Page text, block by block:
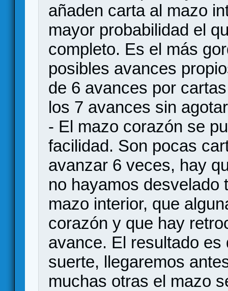
añaden carta al mazo
mayor probabilidad el
completo. Es el más
posibles avances
de 6 avances por
los 7 avances sin
- El mazo corazón se
facilidad. Son pocas
avanzar 6 veces, hay
no hayamos desvelado
mazo interior, que
corazón y que hay
avance. El resultado
suerte, llegaremos
muchas otras el mazo